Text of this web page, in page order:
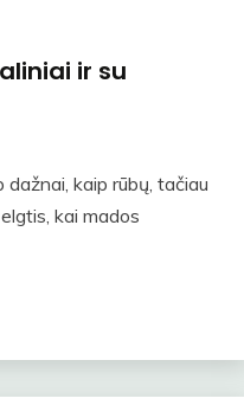
ir su
kaip rūbų, tačiau
kai mados